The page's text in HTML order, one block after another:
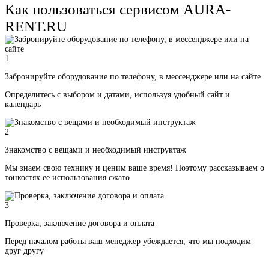
Как пользоваться сервисом AURA-
RENT.RU
1
Забронируйте оборудование по телефону, в мессенджере или на сайте
Определитесь с выбором и датами, используя удобный сайт и
календарь
2
Знакомство с вещами и необходимый инструктаж
Мы знаем свою технику и ценим ваше время! Поэтому рассказываем о
тонкостях ее использования сжато
3
Проверка, заключение договора и оплата
Перед началом работы ваш менеджер убеждается, что мы подходим
друг другу